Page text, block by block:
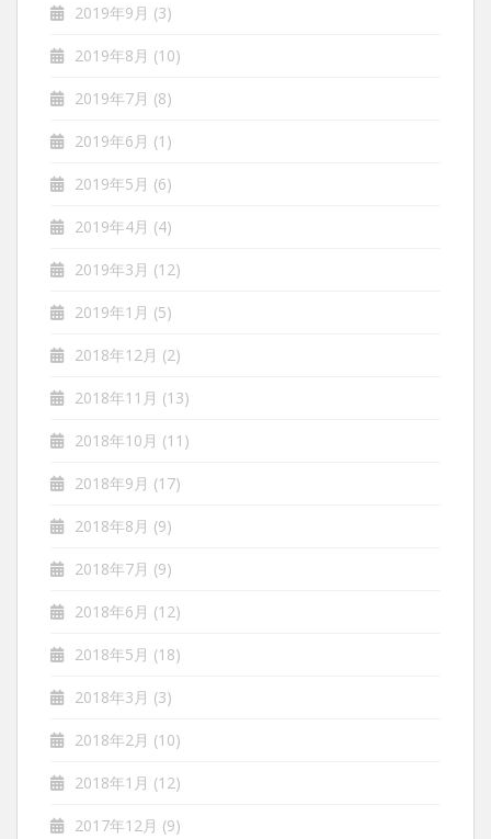
2019年9月 (3)
2019年8月 (10)
2019年7月 (8)
2019年6月 (1)
2019年5月 (6)
2019年4月 (4)
2019年3月 (12)
2019年1月 (5)
2018年12月 (2)
2018年11月 (13)
2018年10月 (11)
2018年9月 (17)
2018年8月 (9)
2018年7月 (9)
2018年6月 (12)
2018年5月 (18)
2018年3月 (3)
2018年2月 (10)
2018年1月 (12)
2017年12月 (9)